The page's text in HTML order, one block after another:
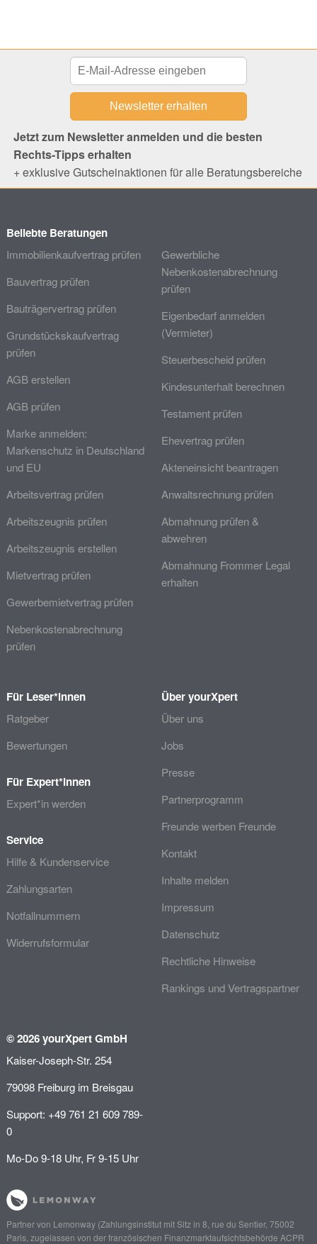
Jetzt zum Newsletter anmelden und die besten
Rechts-Tipps erhalten
+ exklusive Gutscheinaktionen für alle Beratungsbereiche
Beliebte Beratungen
Immobilienkaufvertrag prüfen
Bauvertrag prüfen
Bauträgervertrag prüfen
Grundstückskaufvertrag
prüfen
AGB erstellen
AGB prüfen
Marke anmelden:
Markenschutz in Deutschland
und EU
Arbeitsvertrag prüfen
Arbeitszeugnis prüfen
Arbeitszeugnis erstellen
Mietvertrag prüfen
Gewerbemietvertrag prüfen
Nebenkostenabrechnung
prüfen
Gewerbliche
Nebenkostenabrechnung
prüfen
Eigenbedarf anmelden
(Vermieter)
Steuerbescheid prüfen
Kindesunterhalt berechnen
Testament prüfen
Ehevertrag prüfen
Akteneinsicht beantragen
Anwaltsrechnung prüfen
Abmahnung prüfen &
abwehren
Abmahnung Frommer Legal
erhalten
Für Leser*innen
Ratgeber
Bewertungen
Für Expert*innen
Expert*in werden
Service
Hilfe & Kundenservice
Zahlungsarten
Notfallnummern
Widerrufsformular
Über yourXpert
Über uns
Jobs
Presse
Partnerprogramm
Freunde werben Freunde
Kontakt
Inhalte melden
Impressum
Datenschutz
Rechtliche Hinweise
Rankings und Vertragspartner
© 2026 yourXpert GmbH
Kaiser-Joseph-Str. 254
79098 Freiburg im Breisgau
Support: +49 761 21 609 789-
0
Mo-Do 9-18 Uhr, Fr 9-15 Uhr
Partner von Lemonway(Zahlungsinstitut mit Sitz in 8, rue du Sentier, 75002
Paris, zugelassen von der französischen Finanzmarktaufsichtsbehörde ACPR